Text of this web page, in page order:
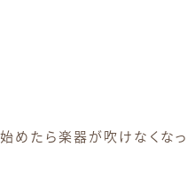
めたら楽器が吹けなくなっ